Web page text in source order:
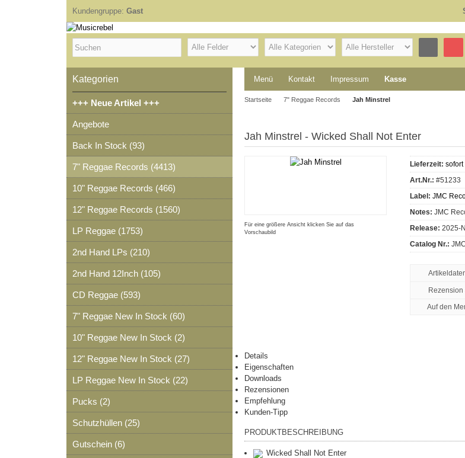
Kundengruppe: Gast
Menü Kontakt Impressum Kasse
Startseite 7" Reggae Records Jah Minstrel
Jah Minstrel - Wicked Shall Not Enter
Für eine größere Ansicht klicken Sie auf das
Vorschaubild
Lieferzeit: sofort
Art.Nr.: #51233
Label: JMC
Notes: JMC
Release: 2025-
Catalog Nr.:
Details
Eigenschaften
Downloads
Rezensionen
Empfehlung
Kunden-Tipp
PRODUKTBESCHREIBUNG
Wicked Shall Not Enter
Kategorien
+++ Neue Artikel +++
Angebote
Back In Stock (93)
7" Reggae Records (4413)
10" Reggae Records (466)
12" Reggae Records (1560)
LP Reggae (1753)
2nd Hand LPs (210)
2nd Hand 12Inch (105)
CD Reggae (593)
7" Reggae New In Stock (60)
10" Reggae New In Stock (2)
12" Reggae New In Stock (27)
LP Reggae New In Stock (22)
Pucks (2)
Schutzhüllen (25)
Gutschein (6)